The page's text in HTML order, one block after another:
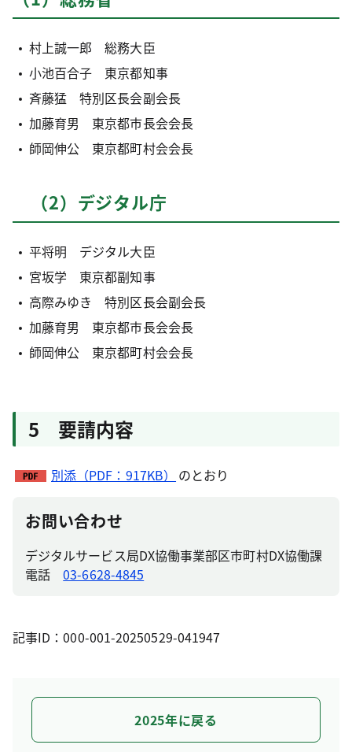
村上誠一郎 総務大臣
小池百合子 東京都知事
斉藤猛 特別区長会副会長
加藤育男 東京都市長会会長
師岡伸公 東京都町村会会長
（2）デジタル庁
平将明 デジタル大臣
宮坂学 東京都副知事
高際みゆき 特別区長会副会長
加藤育男 東京都市長会会長
師岡伸公 東京都町村会会長
5 要請内容
別添（PDF：917KB） のとおり
お問い合わせ
デジタルサービス局DX協働事業部区市町村DX協働課
電話03-6628-4845
記事ID：000-001-20250529-041947
2025年に戻る